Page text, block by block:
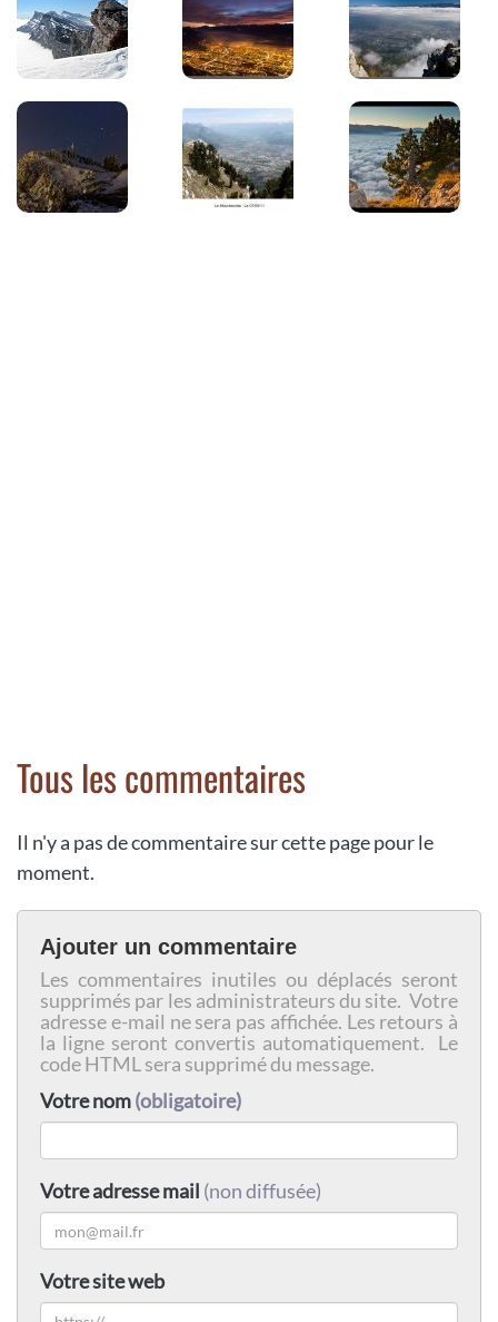
Tous les commentaires
Il n'y a pas de commentaire sur cette page pour le
moment.
Ajouter un commentaire
Les commentaires inutiles ou déplacés seront
supprimés par les administrateurs du site. Votre
adresse e-mail ne sera pas affichée. Les retours à
la ligne seront convertis automatiquement. Le
code HTML sera supprimé du message.
Votre nom(obligatoire)
Votre adresse mail (non diffusée)
Votre site web